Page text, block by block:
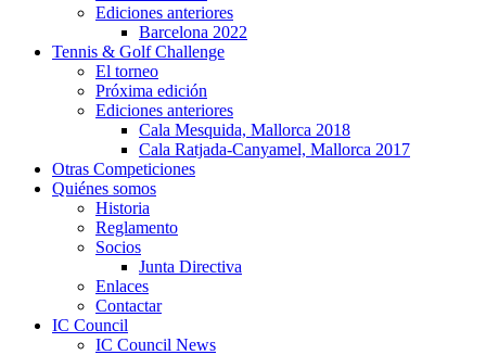
Ediciones anteriores
Barcelona 2022
Tennis & Golf Challenge
El torneo
Próxima edición
Ediciones anteriores
Cala Mesquida, Mallorca 2018
Cala Ratjada-Canyamel, Mallorca 2017
Otras Competiciones
Quiénes somos
Historia
Reglamento
Socios
Junta Directiva
Enlaces
Contactar
IC Council
IC Council News